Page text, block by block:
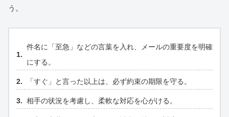
う。
件名に「至急」などの言葉を入れ、メールの重要度を明確
にする。
「すぐ」と言った以上は、必ず約束の期限を守る。
相手の状況を考慮し、柔軟な対応を心がける。